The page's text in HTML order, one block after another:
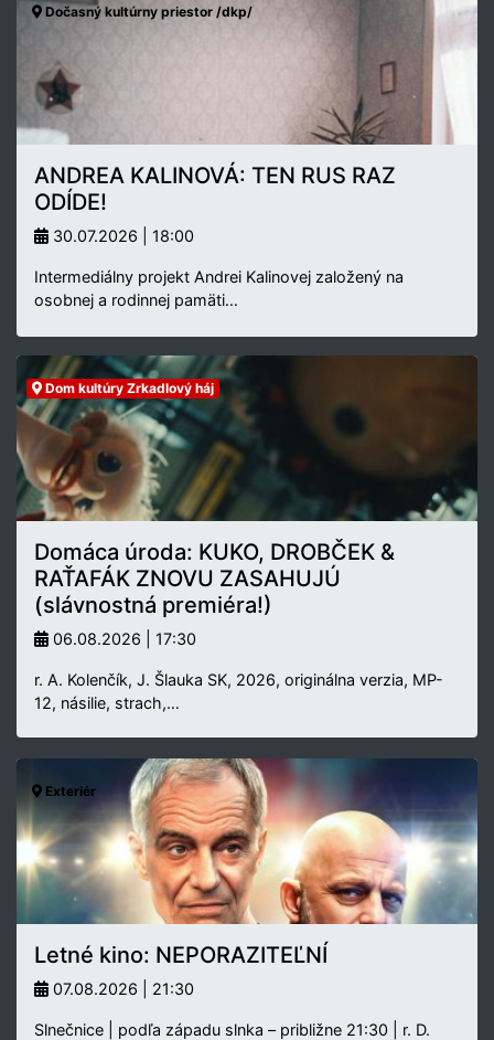
Dočasný kultúrny priestor /dkp/
ANDREA KALINOVÁ: TEN RUS RAZ
ODÍDE!
30.07.2026 | 18:00
Intermediálny projekt Andrei Kalinovej založený na
osobnej a rodinnej pamäti…
Dom kultúry Zrkadlový háj
Domáca úroda: KUKO, DROBČEK &
RAŤAFÁK ZNOVU ZASAHUJÚ
(slávnostná premiéra!)
06.08.2026 | 17:30
r. A. Kolenčík, J. Šlauka SK, 2026, originálna verzia, MP-
12, násilie, strach,…
Exteriér
Letné kino: NEPORAZITEĽNÍ
07.08.2026 | 21:30
Slnečnice | podľa západu slnka – približne 21:30 | r. D.